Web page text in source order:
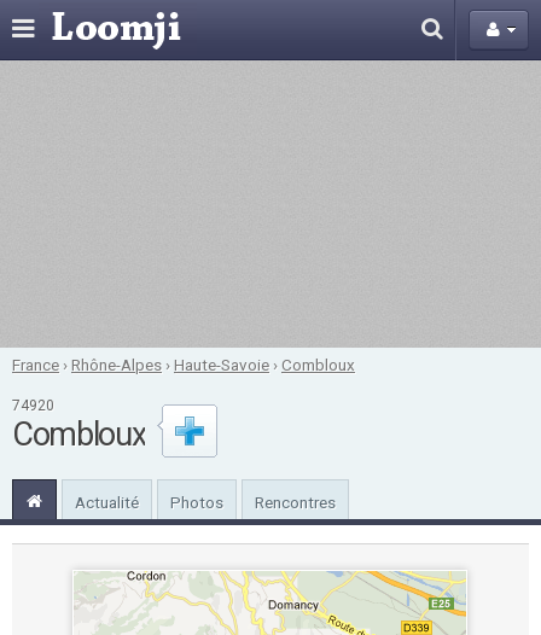
France ›Rhône-Alpes ›Haute-Savoie ›Combloux
74920
Combloux
Actualité Photos Rencontres